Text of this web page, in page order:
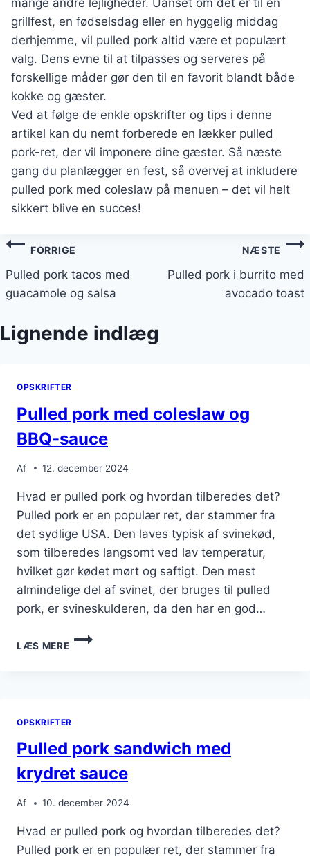
mange andre lejligheder. Uanset om det er til en
grillfest, en fødselsdag eller en hyggelig middag
derhjemme, vil pulled pork altid være et populært
valg. Dens evne til at tilpasses og serveres på
forskellige måder gør den til en favorit blandt både
kokke og gæster.
Ved at følge de enkle opskrifter og tips i denne
artikel kan du nemt forberede en lækker pulled
pork-ret, der vil imponere dine gæster. Så næste
gang du planlægger en fest, så overvej at inkludere
pulled pork med coleslaw på menuen – det vil helt
sikkert blive en succes!
Indlægsnavigation
FORRIGE
Pulled pork tacos med
guacamole og salsa
NÆSTE
Pulled pork i burrito med
avocado toast
Lignende indlæg
OPSKRIFTER
Pulled pork med coleslaw og
BBQ-sauce
Af 12. december 2024
Hvad er pulled pork og hvordan tilberedes det?
Pulled pork er en populær ret, der stammer fra
det sydlige USA. Den laves typisk af svinekød,
som tilberedes langsomt ved lav temperatur,
hvilket gør kødet mørt og saftigt. Den mest
almindelige del af svinet, der bruges til pulled
pork, er svineskulderen, da den har en god…
LÆS MERE
PULLED
PORK
SAUCE
OPSKRIFTER
Pulled pork sandwich med
krydret sauce
Af 10. december 2024
Hvad er pulled pork og hvordan tilberedes det?
Pulled pork er en populær ret, der stammer fra